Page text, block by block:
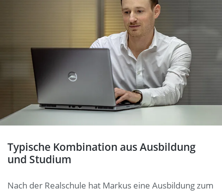
Typische Kombination aus Ausbildung
und Studium
Nach der Realschule hat Markus eine Ausbildung zum